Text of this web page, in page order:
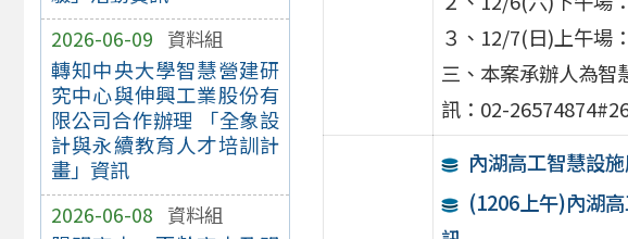
2026-06-09 資料組
轉知中央大學智慧營建研
究中心與伸興工業股份有
限公司合作辦理 「全象設
計與永續教育人才培訓計
畫」資訊
2026-06-08 資料組
３、12/7(日)上午
三、本案承辦人為智
訊：02-
內湖高工智慧設
(1206上午)內湖